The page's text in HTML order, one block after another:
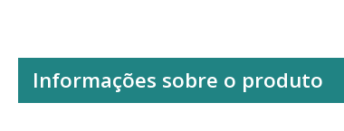
Informações sobre o produto